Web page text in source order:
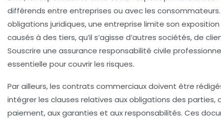
différends entre entreprises ou avec les
obligations juridiques, une entreprise limite son
causés à des tiers, qu’il s’agisse d’autres sociétés, de
Souscrire une assurance responsabilité civile
essentielle pour couvrir les risques.
Par ailleurs, les contrats commerciauxdoivent être
intégrer les clauses relatives aux obligations des parties,
paiement, aux garanties et aux responsabilités. Ces